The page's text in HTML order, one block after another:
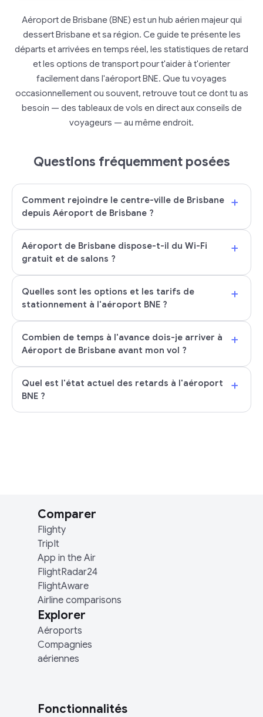
Aéroport de Brisbane (BNE) est un hub aérien majeur qui
dessert Brisbane et sa région. Ce guide te présente les
départs et arrivées en temps réel, les statistiques de retard
et les options de transport pour t'aider à t'orienter
facilement dans l'aéroport BNE. Que tu voyages
occasionnellement ou souvent, retrouve tout ce dont tu as
besoin — des tableaux de vols en direct aux conseils de
voyageurs — au même endroit.
Questions fréquemment posées
Comment rejoindre le centre-ville de Brisbane
depuis Aéroport de Brisbane ?
+
Aéroport de Brisbane dispose-t-il du Wi-Fi
gratuit et de salons ?
+
Quelles sont les options et les tarifs de
stationnement à l'aéroport BNE ?
+
Combien de temps à l'avance dois-je arriver à
Aéroport de Brisbane avant mon vol ?
+
Quel est l'état actuel des retards à l'aéroport
BNE ?
+
Comparer
Flighty
TripIt
App in the Air
FlightRadar24
FlightAware
Airline comparisons
Explorer
Aéroports
Compagnies
aériennes
Fonctionnalités